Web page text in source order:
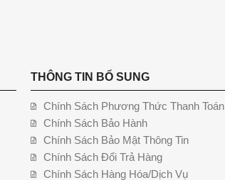
THÔNG TIN BỔ SUNG
Chính Sách Phương Thức Thanh Toán
Chính Sách Bảo Hành
Chính Sách Bảo Mật Thông Tin
Chính Sách Đổi Trả Hàng
Chính Sách Hàng Hóa/Dịch Vụ